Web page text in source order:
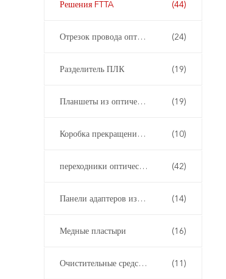
Решения FTTA (44)
Отрезок провода оптического волокна (24)
Разделитель ПЛК (19)
Планшеты из оптических волокон (19)
Коробка прекращения оптического волокна (10)
переходники оптического волокна (42)
Панели адаптеров из оптических волокон (14)
Медные пластыри (16)
Очистительные средства из волокна (11)